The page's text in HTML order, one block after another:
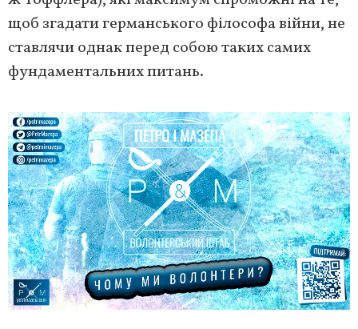
щоб згадати германського філософа війни, не
ставлячи однак перед собою таких самих
фундаментальних питань.